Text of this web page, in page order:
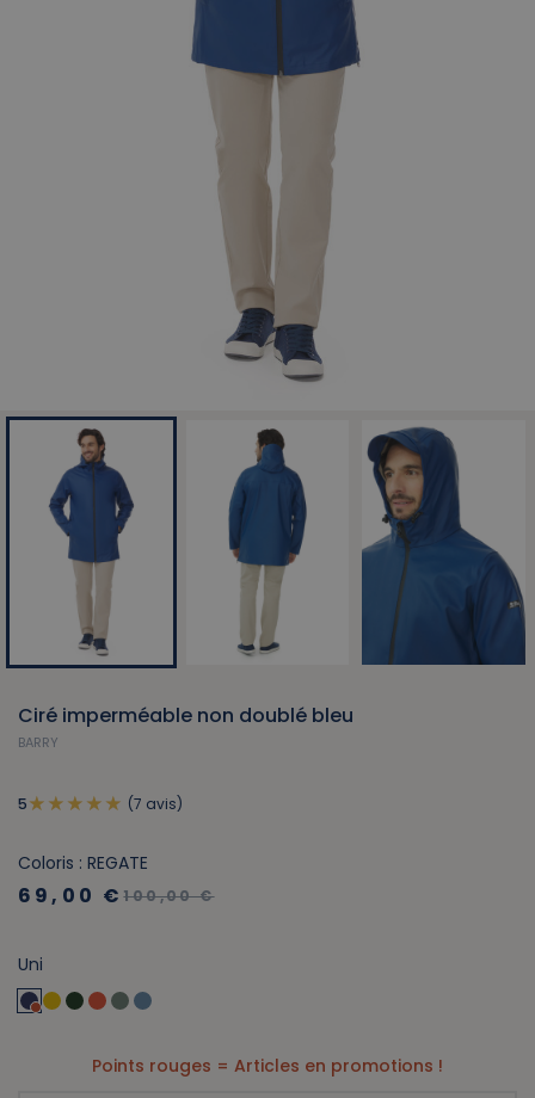
Ciré imperméable non doublé bleu
BARRY
5 (7 avis)
Coloris : REGATE
69,00 €100,00 €
Uni
Points rouges = Articles en promotions !